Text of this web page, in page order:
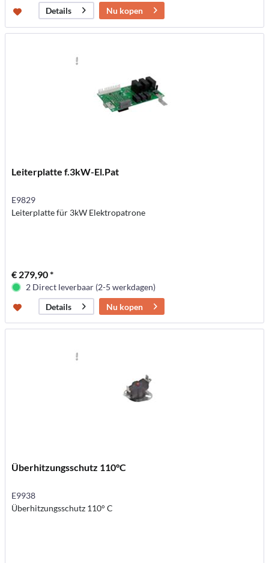
Details Nu kopen
Leiterplatte f.3kW-El.Pat
E9829
Leiterplatte für 3kW Elektropatrone
€ 279,90 *
2 Direct leverbaar (2-5 werkdagen)
Details
Nu kopen
Überhitzungsschutz 110°C
E9938
Überhitzungsschutz 110° C